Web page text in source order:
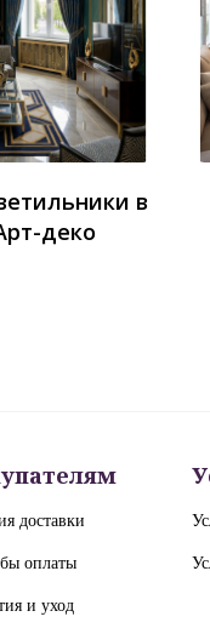
в
деко
доставки
оплаты
и уход